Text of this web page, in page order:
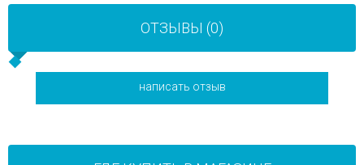
ОТЗЫВЫ (0)
написать отзыв